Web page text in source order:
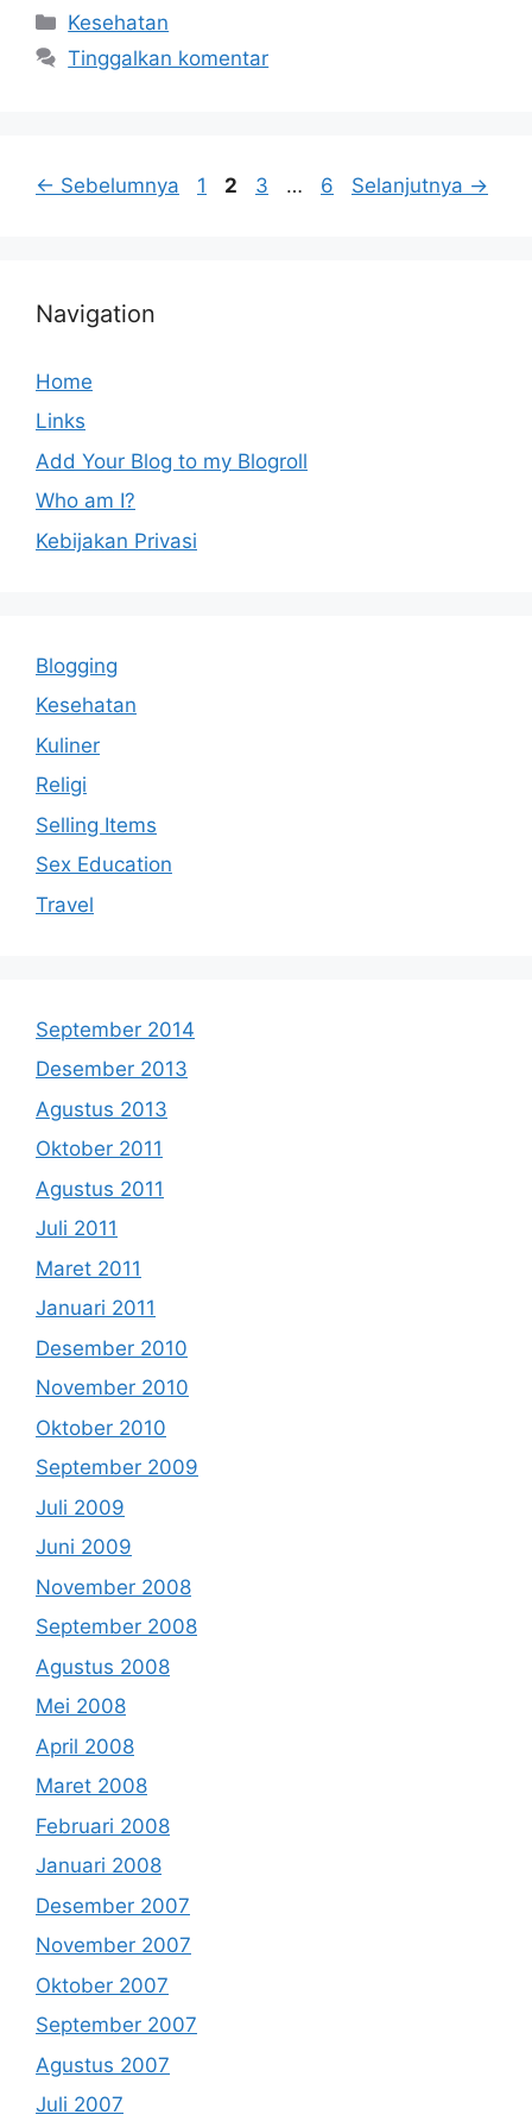
Kategori
Kesehatan
Tinggalkan komentar
← Sebelumnya Halaman
1 Halaman
2 Halaman
3 … Halaman
6 Selanjutnya →
Navigation
Home
Links
Add Your Blog to my Blogroll
Who am I?
Kebijakan Privasi
Blogging
Kesehatan
Kuliner
Religi
Selling Items
Sex Education
Travel
September 2014
Desember 2013
Agustus 2013
Oktober 2011
Agustus 2011
Juli 2011
Maret 2011
Januari 2011
Desember 2010
November 2010
Oktober 2010
September 2009
Juli 2009
Juni 2009
November 2008
September 2008
Agustus 2008
Mei 2008
April 2008
Maret 2008
Februari 2008
Januari 2008
Desember 2007
November 2007
Oktober 2007
September 2007
Agustus 2007
Juli 2007